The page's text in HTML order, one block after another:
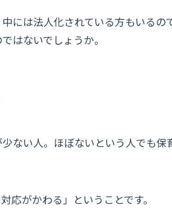
には法人化されている方もいるの
はないでしょうか。
ない人。ほぼないという人でも保
応がかわる」ということです。